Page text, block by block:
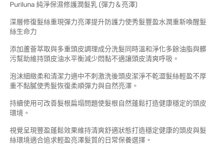
Puriluna 純淨保濕修護潤髮乳 (彈力＆亮澤)
深層修復髮絲重現彈力亮澤提升防護力使秀髮豐盈水潤重新喚醒髮
絲生命力
添加蘆薈萃取與多重頭皮調理成分洗髮同時溫和淨化多餘油脂與髒
污幫助維持頭皮油水平衡減少悶黏不適讓頭皮清爽呼吸。
泡沫細緻柔和清潔力適中不刺激洗後頭皮潔淨不乾澀髮絲輕盈不厚
重不黏膩使秀髮恢復柔順彈力與自然亮澤。
持續使用可改善髮根扁塌問題使髮根自然蓬鬆打造健康穩定的頭皮
環境。
視覺呈現豐盈蓬鬆效果維持清爽舒適狀態打造穩定健康的頭皮與髮
絲環境適合追求輕盈亮澤髮質的日常保養選擇。